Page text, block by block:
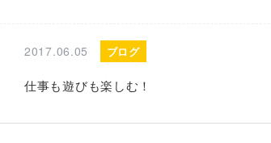
2017.06.05 ブログ
仕事も遊びも楽しむ！